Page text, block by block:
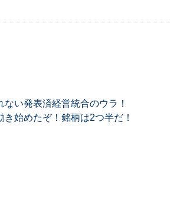
い発表済経営統合のウラ！
始めたぞ！銘柄は2つ半だ！